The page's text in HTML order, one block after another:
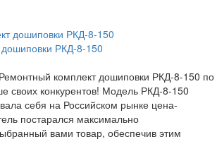
РКД-8-150
комплект дошиповки РКД-8-150 по
своих конкурентов! Модель РКД-8-150
себя на Российском рынке цена-
постарался максимально
вами товар, обеспечив этим